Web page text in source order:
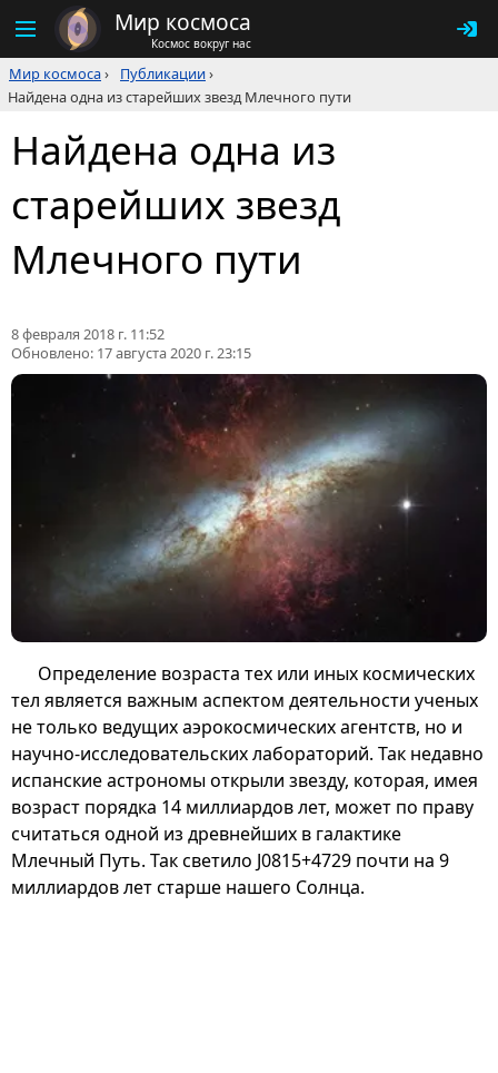
Мир космоса
Космос вокруг нас
Мир космоса› Публикации›
Найдена одна из старейших звезд Млечного пути
Найдена одна из
старейших звезд
Млечного пути
8 февраля 2018 г. 11:52
Обновлено: 17 августа 2020 г. 23:15
Определение возраста тех или иных космических
тел является важным аспектом деятельности ученых
не только ведущих аэрокосмических агентств, но и
научно-исследовательских лабораторий. Так недавно
испанские астрономы открыли звезду, которая, имея
возраст порядка 14 миллиардов лет, может по праву
считаться одной из древнейших в галактике
Млечный Путь. Так светило J0815+4729 почти на 9
миллиардов лет старше нашего Солнца.